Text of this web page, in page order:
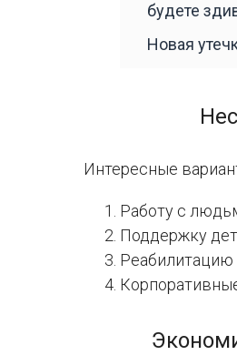
будете
Новая
Интересные
Работу с
Поддержку
Реабилитацию